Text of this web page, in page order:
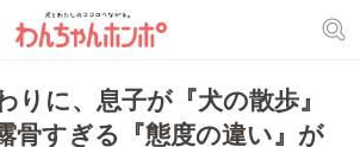
りに、息子が『犬の散歩』
骨すぎる『態度の違い』が